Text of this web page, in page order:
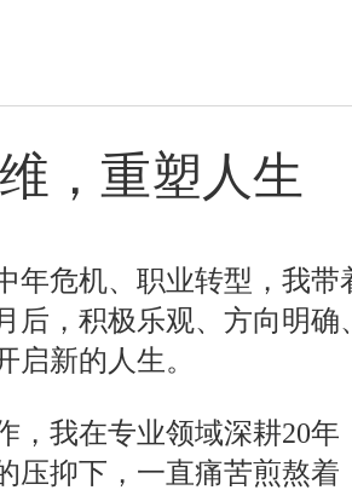
，重塑人生
年危机、职业转型，我带
后，积极乐观、方向明
启新的人生。
，我在专业领域深耕20
压抑下，一直痛苦煎熬